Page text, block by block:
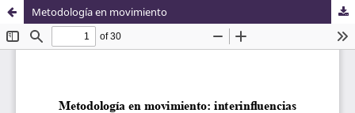
Metodología en movimiento